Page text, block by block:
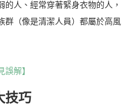
的人、經常穿著緊身衣物的人，
群（像是清潔人員）都屬於高風
誤解】
技巧